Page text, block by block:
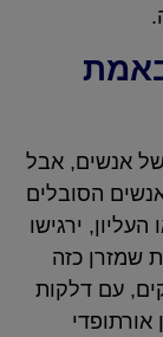
באמת
של אנשים, אבל
הסובלים
ירגישו
שמזרן כזה
עם דלקות